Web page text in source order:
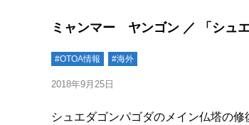
ミャンマー ヤンゴン ／ 「シュ
#OTOA情報 #海外
2018年9月25日
シュエダゴンパゴダのメイン仏塔の